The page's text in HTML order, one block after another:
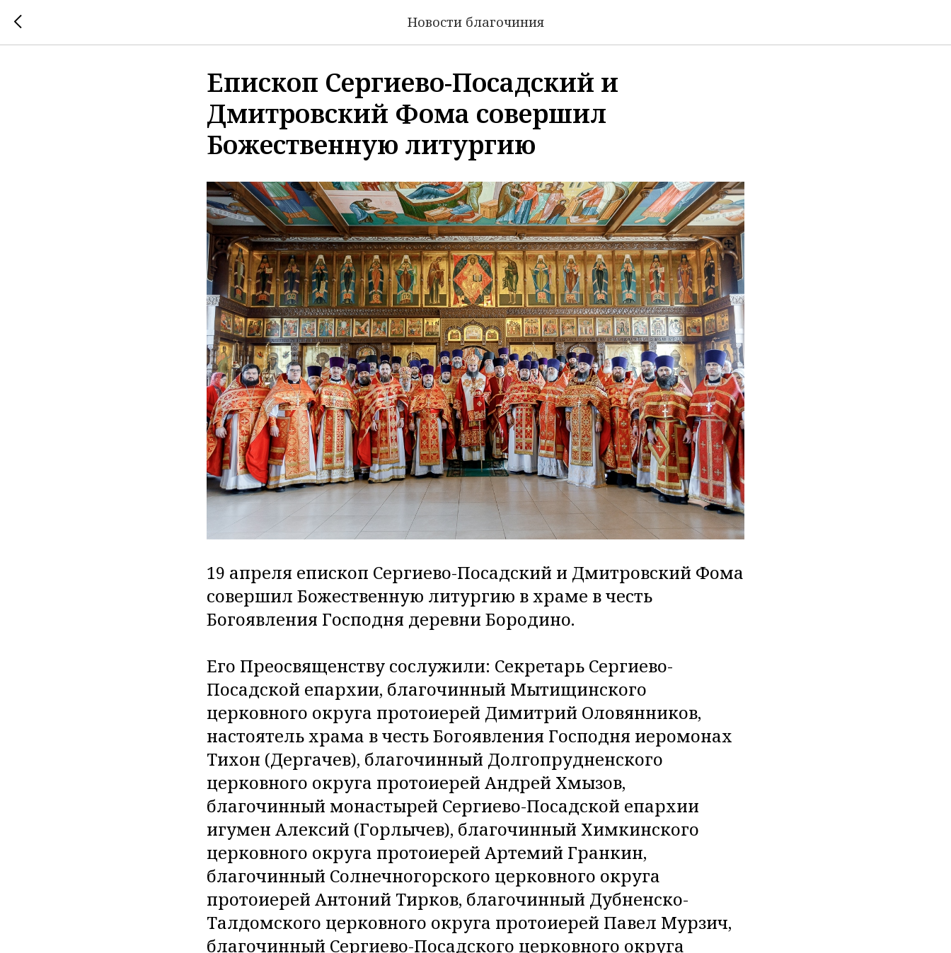
Новости благочиния
Епископ Сергиево-Посадский и
Дмитровский Фома совершил
Божественную литургию
19 апреля епископ Сергиево-Посадский и Дмитровский Фома
совершил Божественную литургию в храме в честь
Богоявления Господня деревни Бородино.
Его Преосвященству сослужили: Секретарь Сергиево-
Посадской епархии, благочинный Мытищинского
церковного округа протоиерей Димитрий Оловянников,
настоятель храма в честь Богоявления Господня иеромонах
Тихон (Дергачев), благочинный Долгопрудненского
церковного округа протоиерей Андрей Хмызов,
благочинный монастырей Сергиево-Посадской епархии
игумен Алексий (Горлычев), благочинный Химкинского
церковного округа протоиерей Артемий Гранкин,
благочинный Солнечногорского церковного округа
протоиерей Антоний Тирков, благочинный Дубненско-
Талдомского церковного округа протоиерей Павел Мурзич,
благочинный Сергиево-Посадского церковного округа